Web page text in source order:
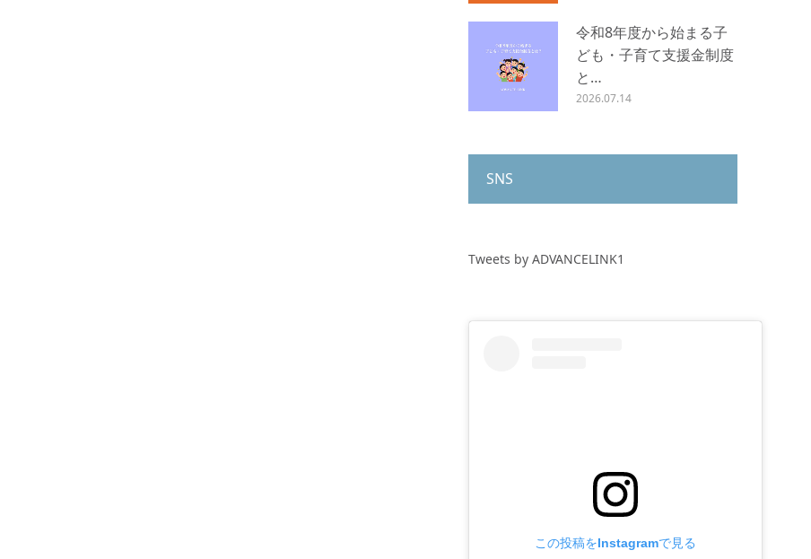
令和8年度から始まる子
ども・子育て支援金制度
と…
2026.07.14
SNS
Tweets by ADVANCELINK1
この投稿をInstagramで見る